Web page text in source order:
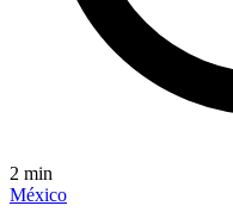
2 min
México